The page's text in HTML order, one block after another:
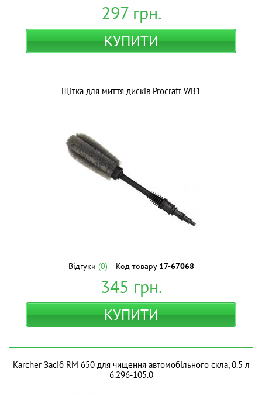
297грн.
КУПИТИ
Щітка для миття дисків Procraft WB1
Відгуки (0) Код товару 17-67068
345 грн.
КУПИТИ
Karcher Засіб RM 650 для чищення автомобільного скла, 0.5 л
6.296-105.0